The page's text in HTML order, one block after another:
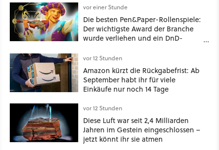
gleich so macht
vor einer Stunde
Die besten Pen&Paper-Rollenspiele:
Der wichtigste Award der Branche
wurde verliehen und ein DnD-
vor 12 Stunden
Amazon kürzt die Rückgabefrist: Ab
September habt ihr für viele
Einkäufe nur noch 14 Tage
vor 12 Stunden
Diese Luft war seit 2,4 Milliarden
Jahren im Gestein eingeschlossen –
jetzt könnt ihr sie atmen